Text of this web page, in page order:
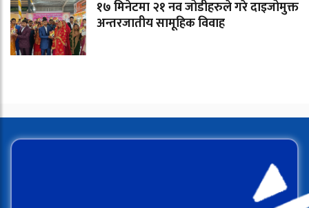
१७ मिनेटमा २१ नव जोडीहरुले गरे दाइजोमुक्त
अन्तरजातीय सामूहिक विवाह